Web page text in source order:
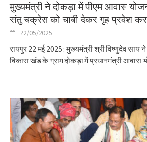
मुख्यमंत्री ने दोकड़ा में पीएम आवास
संतु चक्रेस को चाबी देकर गृह प्रवेश
22/05/2025
रायपुर 22 मई 2025 : मुख्यमंत्री श्री विष्णुदेव साय
विकास खंड के ग्राम दोकड़ा में प्रधानमंत्री आवास